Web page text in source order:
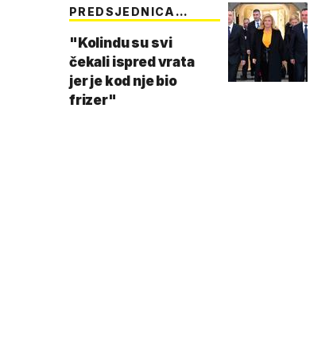
PREDSJEDNICA
"Kolindu su svi
čekali ispred vrata
jer je kod nje bio
frizer"